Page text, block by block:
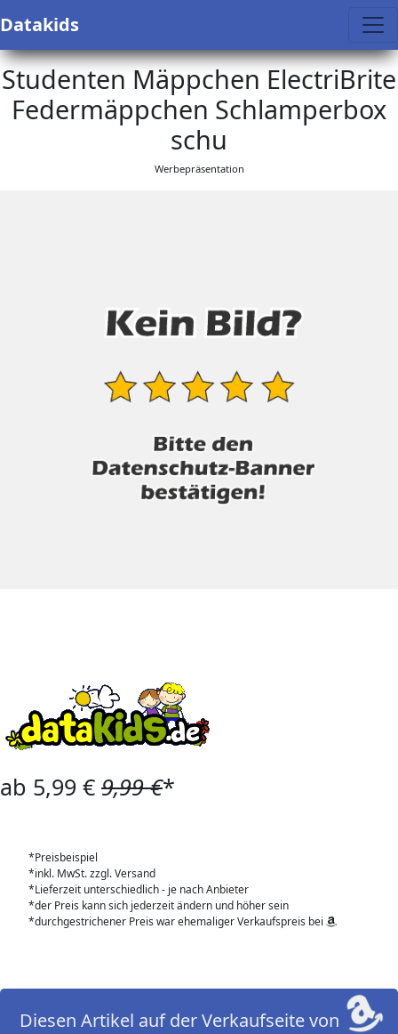
Datakids
Studenten Mäppchen ElectriBrite
Federmäppchen Schlamperbox
schu
Werbepräsentation
ab 5,99 € 9,99 €*
*Preisbeispiel
*inkl. MwSt. zzgl. Versand
*Lieferzeit unterschiedlich - je nach Anbieter
*der Preis kann sich jederzeit ändern und höher sein
*durchgestrichener Preis war ehemaliger Verkaufspreis bei
Diesen Artikel auf der Verkaufseite von